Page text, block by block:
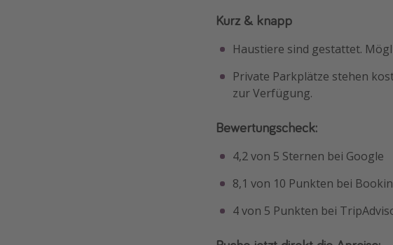
Kurz & knapp
Haustiere sind gestattet.
Private Parkplätze stehen
zur Verfügung.
Bewertungscheck:
4,2 von 5 Sternen bei Google
8,1 von 10 Punkten bei
4 von 5 Punkten bei